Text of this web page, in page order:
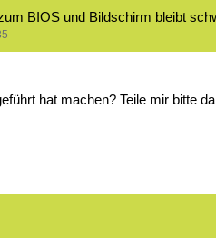
BIOS und Bildschirm bleibt
hat machen? Teile mir bitte